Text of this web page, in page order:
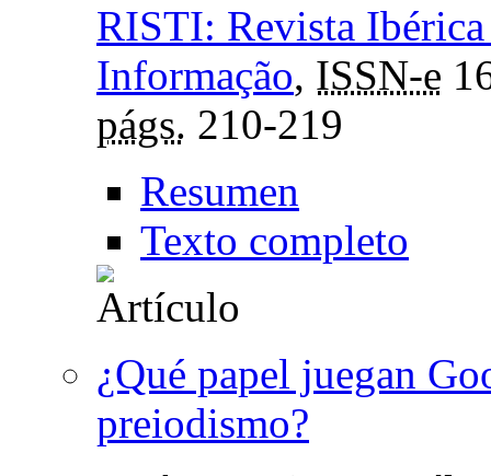
RISTI: Revista Ibérica
Informação, ISSN-e
págs. 210-219
Resumen
Texto completo
¿Qué papel juegan
preiodismo?